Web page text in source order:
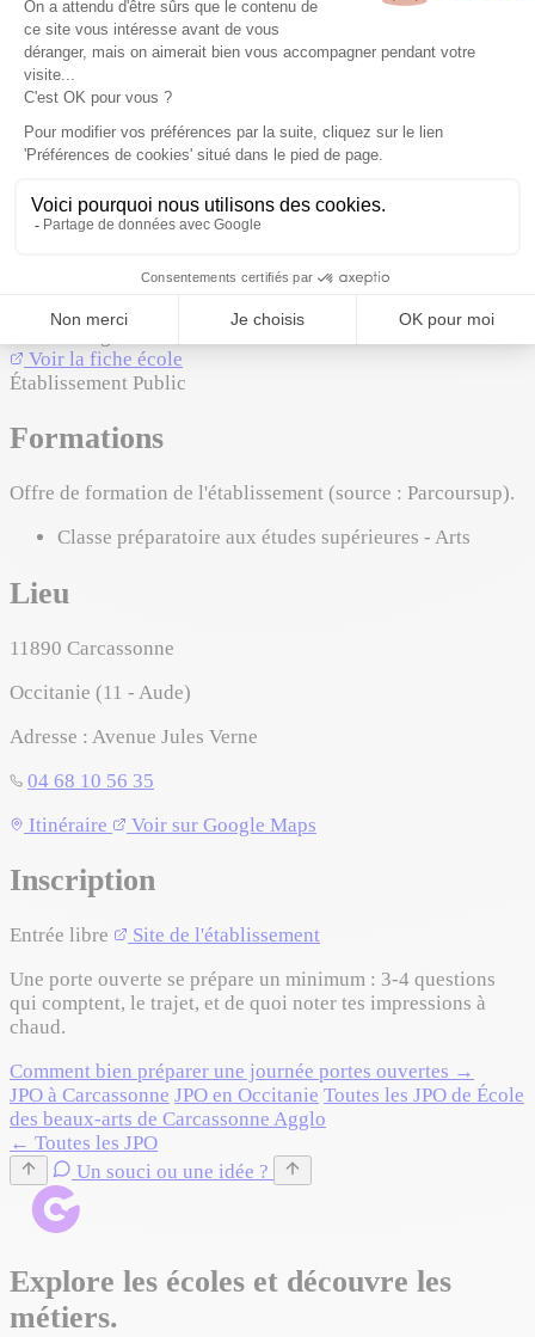
École des beaux-arts de Carcassonne Agglo ouvre ses portes
à Carcassonne du 1er janvier au 21 janvier 2027. Une bonne
occasion de découvrir les lieux, d'échanger avec les
étudiants et de poser tes questions. Tu pourras notamment
découvrir ses formations en Art & Design.
Du vendredi 1er au jeudi 21 janvier 2027
Présentiel
Format
Voir la fiche école
Établissement Public
Formations
Offre de formation de l'établissement (source : Parcoursup).
Classe préparatoire aux études supérieures - Arts
Lieu
11890 Carcassonne
Occitanie (11 - Aude)
Adresse : Avenue Jules Verne
04 68 10 56 35
−
Itinéraire
Voir sur Google Maps
Inscription
Entrée libre
Site de l'établissement
Une porte ouverte se prépare un minimum : 3-4 questions
qui comptent, le trajet, et de quoi noter tes impressions à
chaud.
Comment bien préparer une journée portes ouvertes →
JPO à Carcassonne JPO en Occitanie Toutes les JPO de École
des beaux-arts de Carcassonne Agglo
← Toutes les JPO
Un souci ou une idée ?
Explore les écoles et découvre les
métiers.